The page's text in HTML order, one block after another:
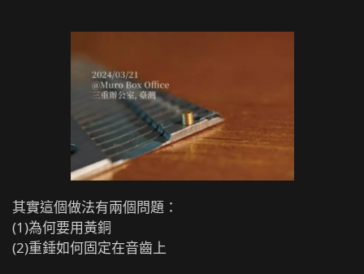
其實這個做法有兩個問題：
(1)為何要用黃銅
(2)重錘如何固定在音齒上